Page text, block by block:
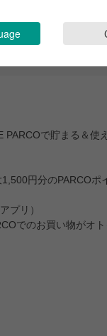
PARCOで貯まる＆使
円分のPARCOポ
プリ）
でのお買い物がオト